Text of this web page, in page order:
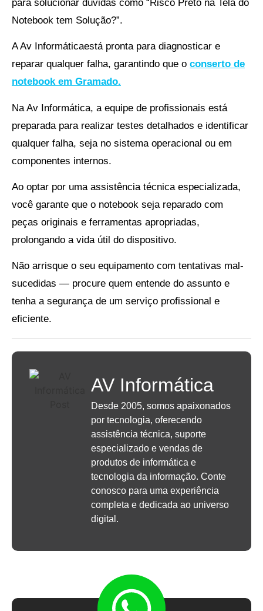
para solucionar dúvidas como “Risco Preto na Tela do
Notebook tem Solução?”.
A Av Informáticaestá pronta para diagnosticar e
reparar qualquer falha, garantindo que o conserto de
notebook em Gramado.
Na Av Informática, a equipe de profissionais está
preparada para realizar testes detalhados e identificar
qualquer falha, seja no sistema operacional ou em
componentes internos.
Ao optar por uma assistência técnica especializada,
você garante que o notebook seja reparado com
peças originais e ferramentas apropriadas,
prolongando a vida útil do dispositivo.
Não arrisque o seu equipamento com tentativas mal-
sucedidas — procure quem entende do assunto e
tenha a segurança de um serviço profissional e
eficiente.
AV Informática
Desde 2005, somos apaixonados
por tecnologia, oferecendo
assistência técnica, suporte
especializado e vendas de
produtos de informática e
tecnologia da informação. Conte
conosco para uma experiência
completa e dedicada ao universo
digital.